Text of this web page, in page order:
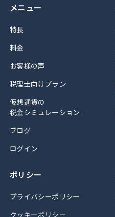
メニュー
特長
料金
お客様の声
税理士向けプラン
仮想通貨の
税金シミュレーション
ブログ
ログイン
ポリシー
プライバシーポリシー
クッキーポリシー